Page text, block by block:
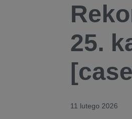
25.
11 lutego 2026